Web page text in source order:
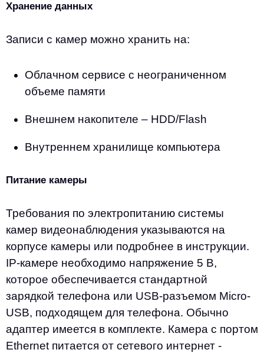
Хранение данных
Записи с камер можно хранить на:
Облачном сервисе с неограниченном
объеме памяти
Внешнем накопителе – HDD/Flash
Внутреннем хранилище компьютера
Питание камеры
Требования по электропитанию системы
камер видеонаблюдения указываются на
корпусе камеры или подробнее в инструкции.
IP-камере необходимо напряжение 5 В,
которое обеспечивается стандартной
зарядкой телефона или USB-разъемом Micro-
USB, подходящем для телефона. Обычно
адаптер имеется в комплекте. Камера с портом
Еthernet питается от сетевого интернет -